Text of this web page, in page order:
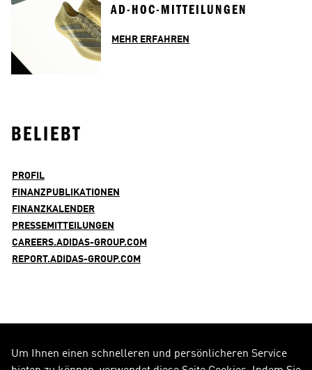
AD-HOC-MITTEILUNGEN
MEHR ERFAHREN
BELIEBT
PROFIL
FINANZPUBLIKATIONEN
FINANZKALENDER
PRESSEMITTEILUNGEN
CAREERS.ADIDAS-GROUP.COM
REPORT.ADIDAS-GROUP.COM
FOLGE UNS AUF
Um Ihnen einen schnelleren und persönlicheren Service